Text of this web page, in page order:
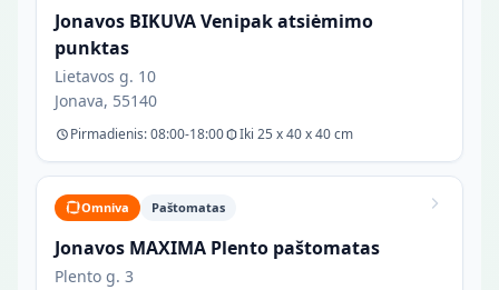
Jonavos BIKUVA Venipak atsiėmimo
punktas
Lietavos g. 10
Jonava, 55140
Pirmadienis: 08:00-18:00 Iki 25 x 40 x 40 cm
Omniva Paštomatas
Jonavos MAXIMA Plento paštomatas
Plento g. 3